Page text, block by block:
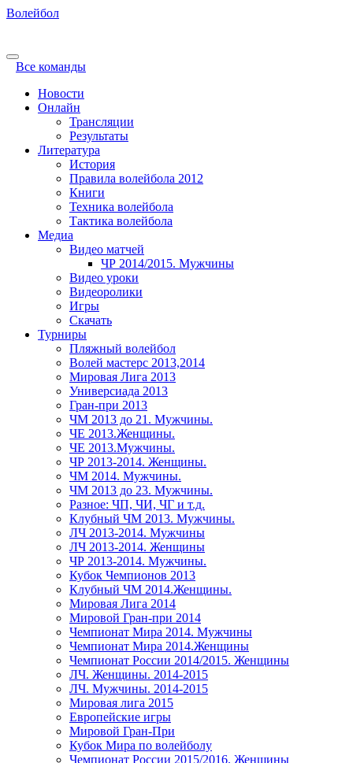
Волейбол
Все команды
Новости
Онлайн
Трансляции
Результаты
Литература
История
Правила волейбола 2012
Книги
Техника волейбола
Тактика волейбола
Медиа
Видео матчей
ЧР 2014/2015. Мужчины
Видео уроки
Видеоролики
Игры
Скачать
Турниры
Пляжный волейбол
Волей мастерс 2013,2014
Мировая Лига 2013
Универсиада 2013
Гран-при 2013
ЧМ 2013 до 21. Мужчины.
ЧЕ 2013.Женщины.
ЧЕ 2013.Мужчины.
ЧР 2013-2014. Женщины.
ЧМ 2014. Мужчины.
ЧМ 2013 до 23. Мужчины.
Разное: ЧП, ЧИ, ЧГ и т.д.
Клубный ЧМ 2013. Мужчины.
ЛЧ 2013-2014. Мужчины
ЛЧ 2013-2014. Женщины
ЧР 2013-2014. Мужчины.
Кубок Чемпионов 2013
Клубный ЧМ 2014.Женщины.
Мировая Лига 2014
Мировой Гран-при 2014
Чемпионат Мира 2014. Мужчины
Чемпионат Мира 2014.Женщины
Чемпионат России 2014/2015. Женщины
ЛЧ. Женщины. 2014-2015
ЛЧ. Мужчины. 2014-2015
Мировая лига 2015
Европейские игры
Мировой Гран-При
Кубок Мира по волейболу
Чемпионат России 2015/2016. Женщины